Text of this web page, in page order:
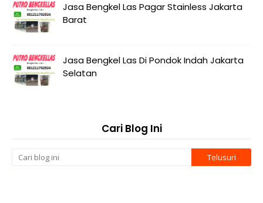
Jasa Bengkel Las Pagar Stainless Jakarta
Barat
Jasa Bengkel Las Di Pondok Indah Jakarta
Selatan
Cari Blog Ini